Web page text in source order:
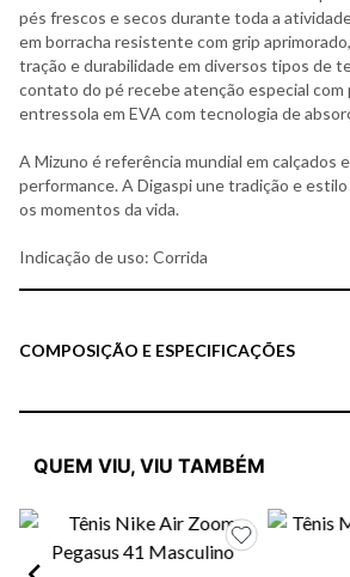
pés frescos e secos durante toda a
em borracha resistente com grip
tração e durabilidade em diversos tipos de
contato do pé recebe atenção especial com
entressola em EVA com tecnologia de
A Mizuno é referência mundial em calçados
performance. A Digaspi une tradição e
os momentos da vida.
Indicação de uso: Corrida
COMPOSIÇÃO E ESPECIFICAÇÕES
QUEM VIU, VIU TAMBÉM